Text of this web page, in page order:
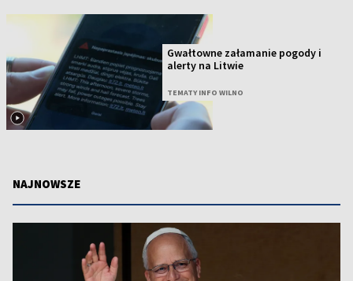
Gwałtowne załamanie pogody i
alerty na Litwie
TEMATY INFO WILNO
NAJNOWSZE